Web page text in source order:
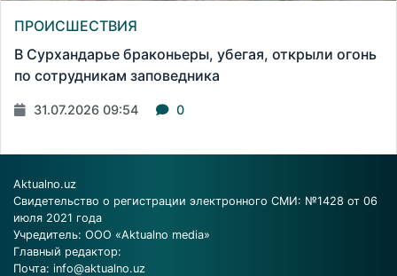
ПРОИСШЕСТВИЯ
В Сурхандарье браконьеры, убегая, открыли огонь
по сотрудникам заповедника
31.07.2026 09:54 0
Aktualno.uz
Свидетельство о регистрации электронного СМИ: №1428 от 06
июля 2021 года
Учредитель: ООО «Aktualno media»
Главный редактор:
Почта: info@aktualno.uz